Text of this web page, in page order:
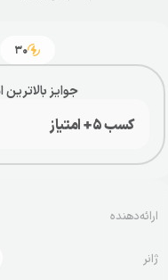
۳۰
جوایز بالاترین
کسب ۵+ امتیاز
ارائه‌دهنده
ژانر